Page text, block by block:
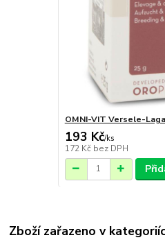
OMNI-VIT Versele-
193 Kč/ks
172 Kč bez DPH
Zboží zařazeno v